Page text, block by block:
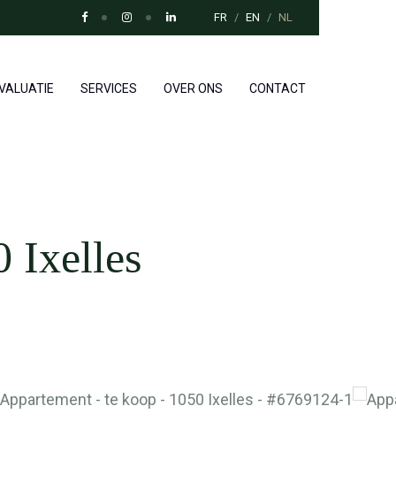
FR EN NL
SERVICES OVER ONS CONTACT
Ixelles